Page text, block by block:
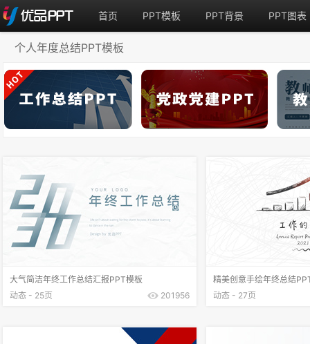
首页 PPT模板 PPT背景 PPT图表
个人年度总结PPT模板
大气简洁年终工作总结汇报PPT模板
动态 - 25页
201956
精美创意手绘年终总结
动态 - 27页